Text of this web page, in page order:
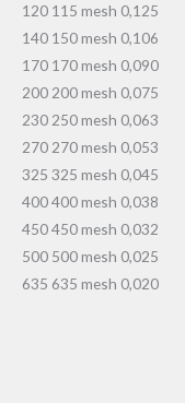
120 115 mesh 0,125
140 150 mesh 0,106
170 170 mesh 0,090
200 200 mesh 0,075
230 250 mesh 0,063
270 270 mesh 0,053
325 325 mesh 0,045
400 400 mesh 0,038
450 450 mesh 0,032
500 500 mesh 0,025
635 635 mesh 0,020